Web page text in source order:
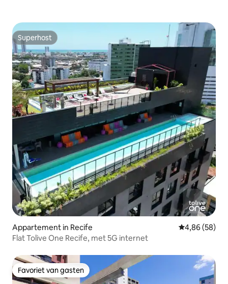
Superhost
Superhost
Appartement in Recife Gemiddelde
4,86 (58)
Flat Tolive One Recife, met 5G internet
Favoriet van gasten
Favoriet van gasten